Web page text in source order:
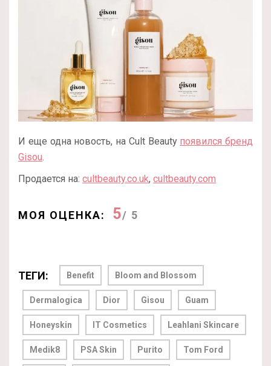
И еще одна новость, на Cult Beauty появился бренд
Gisou.
Продается на: cultbeauty.co.uk, cultbeauty.com
МОЯ ОЦЕНКА: 5/ 5
ТЕГИ: Benefit Bloom and Blossom
Dermalogica Dior Gisou Guam
Honeyskin IT Cosmetics Leahlani Skincare
Medik8 PSA Skin Purito Tom Ford